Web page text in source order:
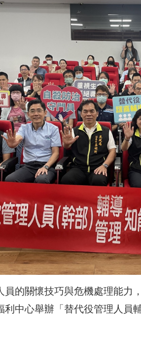
員的關懷技巧與危機處理能力
利中心舉辦「替代役管理人員